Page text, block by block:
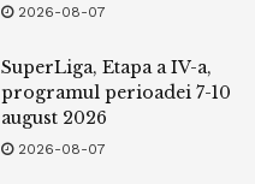
2026-08-07
SuperLiga, Etapa a IV-a,
programul perioadei 7-10
august 2026
2026-08-07